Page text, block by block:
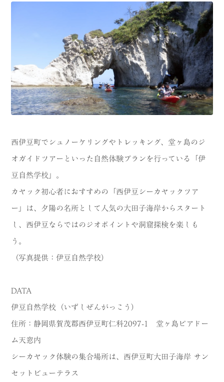
西伊豆町でシュノーケリングやトレッキング、堂ヶ島のジ
オガイドツアーといった自然体験プランを行っている「伊
豆自然学校」。
カヤック初心者におすすめの「西伊豆シーカヤックツア
ー」は、夕陽の名所として人気の大田子海岸からスタート
し、西伊豆ならではのジオポイントや洞窟探検を楽しも
う。
（写真提供：伊豆自然学校）
DATA
伊豆自然学校（いずしぜんがっこう）
住所：静岡県賀茂郡西伊豆町仁科2097-1 堂ヶ島ピアドー
ム天窓内
シーカヤック体験の集合場所は、西伊豆町大田子海岸 サン
セットビューテラス